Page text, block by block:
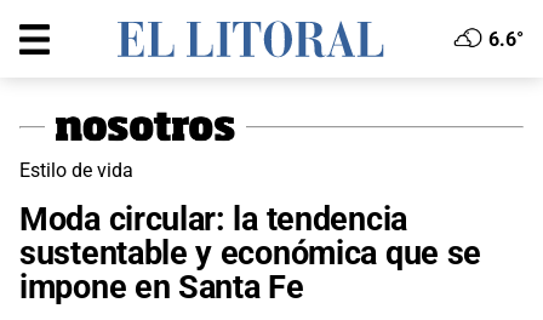
6.6°
Estilo de vida
Moda circular: la tendencia
sustentable y económica que se
impone en Santa Fe